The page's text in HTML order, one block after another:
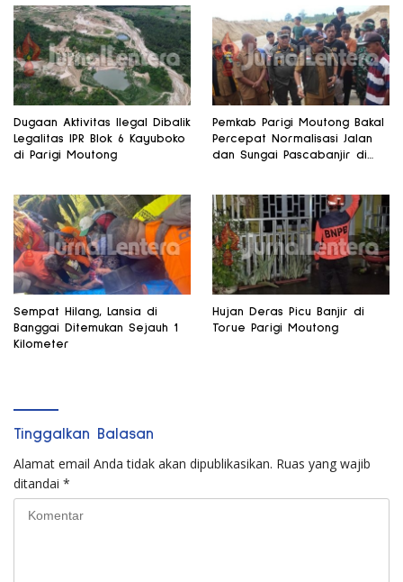
Dugaan Aktivitas Ilegal Dibalik
Legalitas IPR Blok 6 Kayuboko
di Parigi Moutong
Pemkab Parigi Moutong Bakal
Percepat Normalisasi Jalan
dan Sungai Pascabanjir di
Sempat Hilang, Lansia di
Banggai Ditemukan Sejauh 1
Kilometer
Hujan Deras Picu Banjir di
Torue Parigi Moutong
Tinggalkan Balasan
Alamat email Anda tidak akan dipublikasikan. Ruas yang wajib
ditandai *